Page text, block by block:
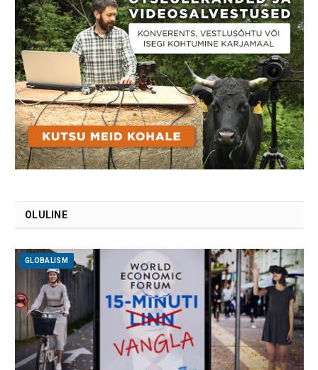
OLULINE
GLOBALISM